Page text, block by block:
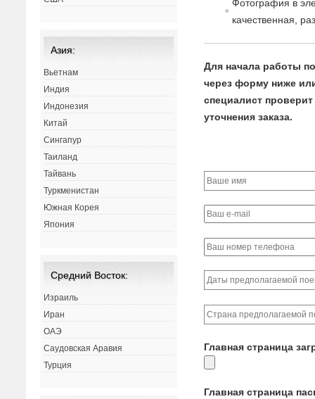
Фотография в
качественная,
Для начала работы
через форму ниже
специалист
уточнения заказа.
Главная страница
Главная страница
Азия:
Вьетнам
Индия
Индонезия
Китай
Сингапур
Таиланд
Тайвань
Туркменистан
Южная Корея
Япония
Средний Восток:
Израиль
Иран
ОАЭ
Саудовская Аравия
Турция